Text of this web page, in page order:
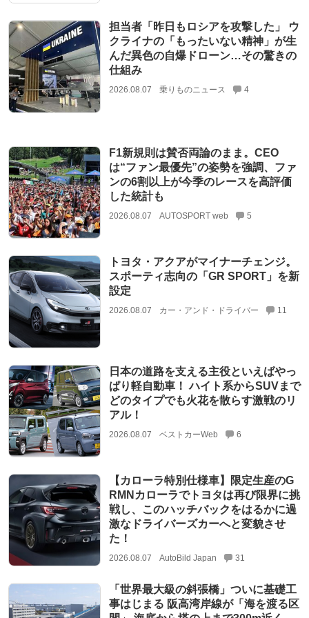
担当者「昨日もロシアを攻撃した」 ウ
クライナの「もったいない精神」が生
んだ異色の自爆ドローン…その驚きの
仕組み
2026.08.07 乗りものニュース 4
F1新規則は賛否両論のまま。CEO
は“ファン最優先”の姿勢を強調、ファ
ンの6割以上が今季のレースを高評価
した統計も
2026.08.07 AUTOSPORT web 5
トヨタ・アクアがマイナーチェンジ。
スポーティ志向の「GR SPORT」を新
設定
2026.08.07 カー・アンド・ドライバー 11
日本の道路を支える主役といえばやっ
ぱり軽自動車！ ハイト系からSUVまで
どのタイプでも火花を散らす激戦のリ
アル！
2026.08.07 ベストカーWeb 6
【カローラ特別仕様車】限定生産のG
RMNカローラでトヨタは再び限界に挑
戦し、このハッチバックをはるかに過
激なドライバーズカーへと変貌させ
た！
2026.08.07 AutoBild Japan 31
「世界最大級の斜張橋」ついに基礎工
事はじまる 阪高湾岸線が「海を渡る区